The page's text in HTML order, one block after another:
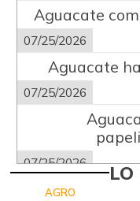
Aguacate
07/25/2026
Aguacate
07/25/2026
07/25/2026 LO
AGRO